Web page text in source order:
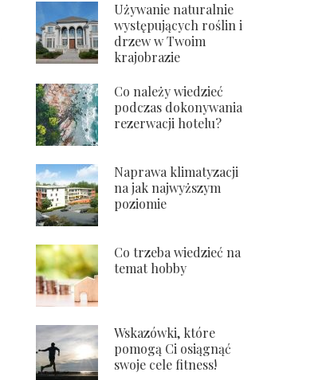
Używanie naturalnie
występujących roślin i
drzew w Twoim
krajobrazie
Co należy wiedzieć
podczas dokonywania
rezerwacji hotelu?
Naprawa klimatyzacji
na jak najwyższym
poziomie
Co trzeba wiedzieć na
temat hobby
Wskazówki, które
pomogą Ci osiągnąć
swoje cele fitness!